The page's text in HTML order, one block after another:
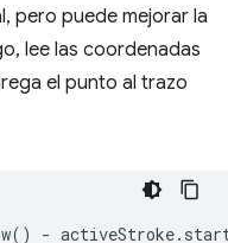
pero puede mejorar la
lee las coordenadas
el punto al trazo
() - activeStroke.